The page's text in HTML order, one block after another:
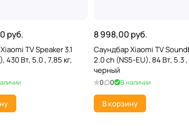
руб.
TV Speaker 3.1
430 Вт, 5.0 , 7,85 кг,
8 998,00 руб.
Саундбар Xiaomi TV
2.0 ch (NS5-EU), 84 Вт, 5.3 ,
черный
0 0 В наличии
В корзину